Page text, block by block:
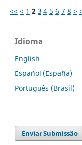
<< < 1 2 3 4 5 6 7 8 >
Idioma
English
Español (España)
Português (Brasil)
Enviar Submissão